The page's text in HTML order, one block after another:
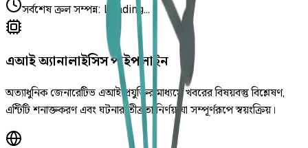
সর্বশেষ ক্রল সম্পন্ন: Loading...
এআই অ্যানালাইসিস পাইপলাইন
অত্যাধুনিক জেনারেটিভ এআই প্রযুক্তির মাধ্যমে খবরের বিষয়বস্তু বিশ্লেষণ,
এন্টিটি শনাক্তকরণ এবং ঘটনার তীব্রতা নির্ণয় যা সম্পূর্ণরূপে স্বয়ংক্রিয়।